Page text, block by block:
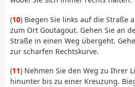
(10) Biegen Sie links auf die Straße
zum Ort Goutagout. Gehen Sie an
Straße in einen Weg übergeht.
zur scharfen Rechtskurve.
(11) Nehmen Sie den Weg zu Ihrer
hinunter bis zu einer Kreuzung.